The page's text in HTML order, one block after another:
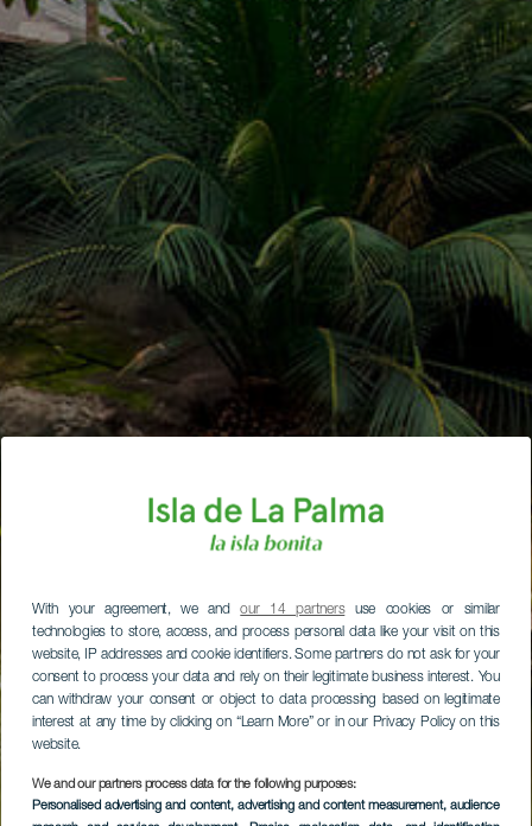
With your agreement, we andour 14 partnersuse cookies or similar
technologies to store, access, and process personal data like your visit on this
website, IP addresses and cookie identifiers. Some partners do not ask for your
consent to process your data and rely on their legitimate business interest. You
can withdraw your consent or object to data processing based on legitimate
interest at any time by clicking on “Learn More” or in our Privacy Policy on this
website.
We and our partners process data for the following purposes:
Personalised advertising and content, advertising and content measurement, audience